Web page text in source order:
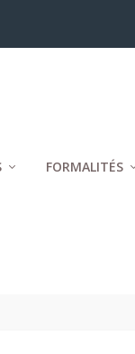
FORMALITÉS